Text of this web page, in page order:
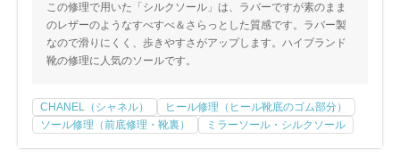
この修理で用いた「シルクソール」は、ラバーですが素のまま
のレザーのようなすべすべ＆さらっとした質感です。ラバー製
なので滑りにくく、歩きやすさがアップします。ハイブランド
靴の修理に人気のソールです。
CHANEL（シャネル）
ヒール修理（ヒール靴底のゴム部分）
ソール修理（前底修理・靴裏）
ミラーソール・シルクソール